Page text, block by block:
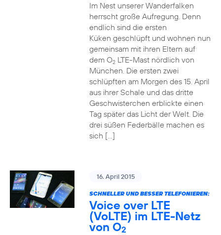
Im Nest unserer Wanderfalken
herrscht große Aufregung. Denn
endlich sind die ersten
Küken geschlüpft und wohnen nun
gemeinsam mit ihren Eltern auf
dem O2LTE-Mast nördlich von
München. Die ersten zwei
schlüpften am Morgen des 15. April
aus ihrer Schale und das dritte
Geschwisterchen erblickte einen
Tag später das Licht der Welt. Die
drei süßen Federbälle machen es
sich […]
16. April 2015
SCHNELLER UND BESSER TELEFONIEREN:
Voice over LTE
(VoLTE) im LTE-Netz
von O2